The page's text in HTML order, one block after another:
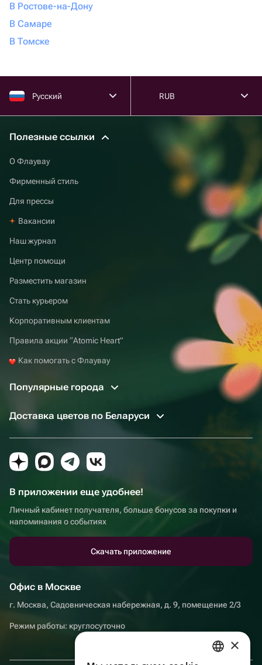
В Ростове-на-Дону
В Самаре
В Томске
Русский RUB
Полезные ссылки
О Флаувау
Фирменный стиль
Для прессы
Вакансии
Наш журнал
Центр помощи
Разместить магазин
Стать курьером
Корпоративным клиентам
Правила акции “Atomic Heart”
Как помогать с Флаувау
Популярные города
Доставка цветов по Беларуси
В приложении еще удобнее!
Личный кабинет получателя, больше бонусов за покупки и
напоминания о событиях
Скачать приложение
Офис в Москве
г. Москва, Садовническая набережная, д. 9, помещение 2/3
Режим работы: круглосуточно
×